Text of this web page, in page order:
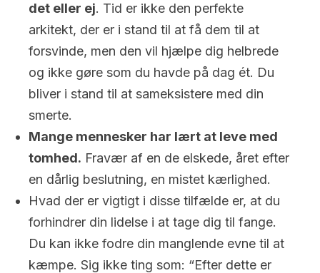
det eller ej. Tid er ikke den perfekte
arkitekt, der er i stand til at få dem til at
forsvinde, men den vil hjælpe dig helbrede
og ikke gøre som du havde på dag ét. Du
bliver i stand til at sameksistere med din
smerte.
Mange mennesker har lært at leve med
tomhed. Fravær af en de elskede, året efter
en dårlig beslutning, en mistet kærlighed.
Hvad der er vigtigt i disse tilfælde er, at du
forhindrer din lidelse i at tage dig til fange.
Du kan ikke fodre din manglende evne til at
kæmpe. Sig ikke ting som: “Efter dette er